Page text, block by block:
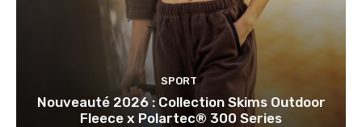
SPORT
Nouveauté 2026 : Collection Skims Outdoor
Fleece x Polartec® 300 Series